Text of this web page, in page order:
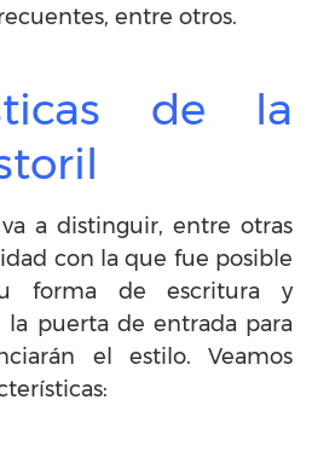
entre otros.
de la
a distinguir, entre otras
con la que fue posible
forma de escritura y
la puerta de entrada para
el estilo. Veamos